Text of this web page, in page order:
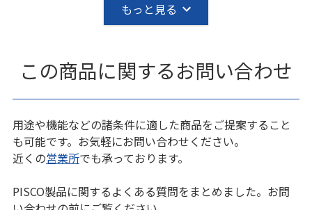
もっと見る
この商品に関するお問い合わせ
用途や機能などの諸条件に適した商品をご提案すること
も可能です。お気軽にお問い合わせください。
近くの営業所でも承っております。
PISCO製品に関するよくある質問をまとめました。お問